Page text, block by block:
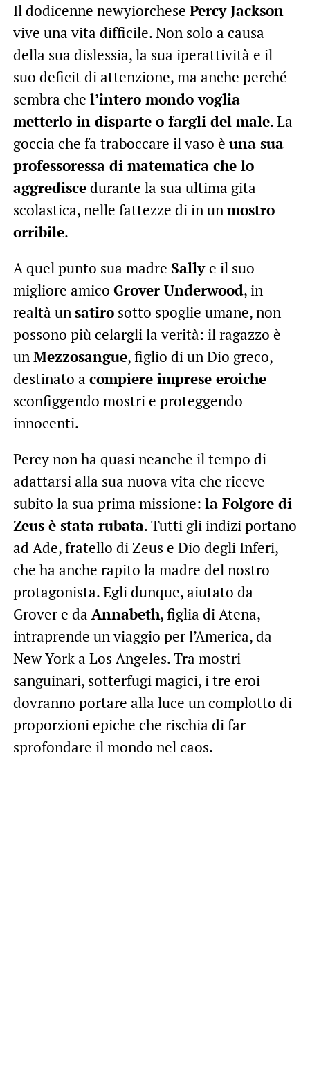
Il dodicenne newyiorchese Percy Jackson
vive una vita difficile. Non solo a causa
della sua dislessia, la sua iperattività e il
suo deficit di attenzione, ma anche perché
sembra che l’intero mondo voglia
metterlo in disparte o fargli del male. La
goccia che fa traboccare il vaso è una sua
professoressa di matematica che lo
aggrediscedurante la sua ultima gita
scolastica, nelle fattezze di in unmostro
orribile.
A quel punto sua madre Sallye il suo
migliore amico Grover Underwood, in
realtà unsatirosotto spoglie umane, non
possono più celargli la verità: il ragazzo è
unMezzosangue, figlio di un Dio greco,
destinato a compiere imprese eroiche
sconfiggendo mostri e proteggendo
innocenti.
Percy non ha quasi neanche il tempo di
adattarsi alla sua nuova vita che riceve
subito la sua prima missione: la Folgore di
Zeus è stata rubata. Tutti gli indizi portano
ad Ade, fratello di Zeus e Dio degli Inferi,
che ha anche rapito la madre del nostro
protagonista. Egli dunque, aiutato da
Grover e da Annabeth, figlia di Atena,
intraprende un viaggio per l’America, da
New York a Los Angeles. Tra mostri
sanguinari, sotterfugi magici, i tre eroi
dovranno portare alla luce un complotto di
proporzioni epiche che rischia di far
sprofondare il mondo nel caos.